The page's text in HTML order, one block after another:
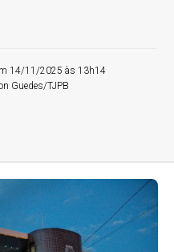
14/11/2025 às 13h14
Guedes/TJPB